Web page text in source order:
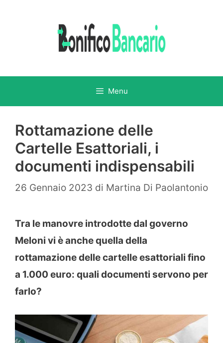
Menu
Rottamazione delle
Cartelle Esattoriali, i
documenti indispensabili
26 Gennaio 2023 di Martina Di Paolantonio
Tra le manovre introdotte dal governo
Meloni vi è anche quella della
rottamazione delle cartelle esattoriali fino
a 1.000 euro: quali documenti servono per
farlo?